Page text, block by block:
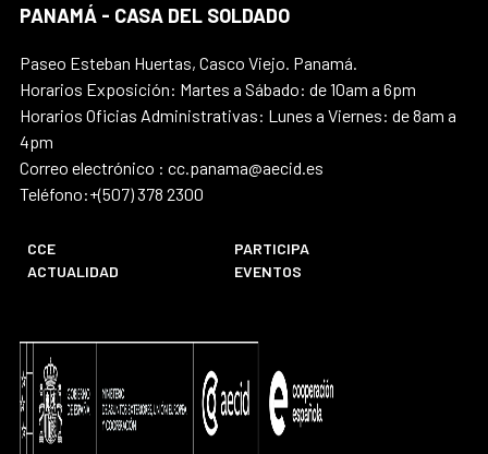
PANAMÁ - CASA DEL SOLDADO
Paseo Esteban Huertas, Casco Viejo. Panamá.
Horarios Exposición: Martes a Sábado: de 10am a 6pm
Horarios Oficias Administrativas: Lunes a Viernes: de 8am a
4pm
Correo electrónico : cc.panama@aecid.es
Teléfono:+(507) 378 2300
CCE
PARTICIPA
ACTUALIDAD
EVENTOS